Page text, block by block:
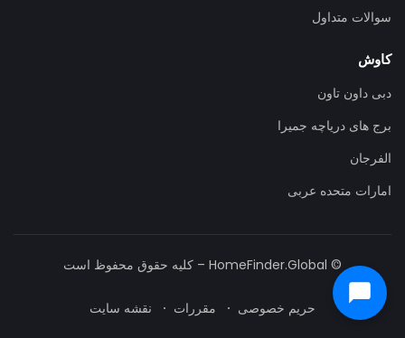
سوالات متداول
کاوش
دبی داون تاون
برج های دریاچه جمیرا
الفرجان
امارات متحده عربی
© HomeFinder.Global – کلیه حقوق محفوظ است
حریم خصوصی مقررات نقشه سایت